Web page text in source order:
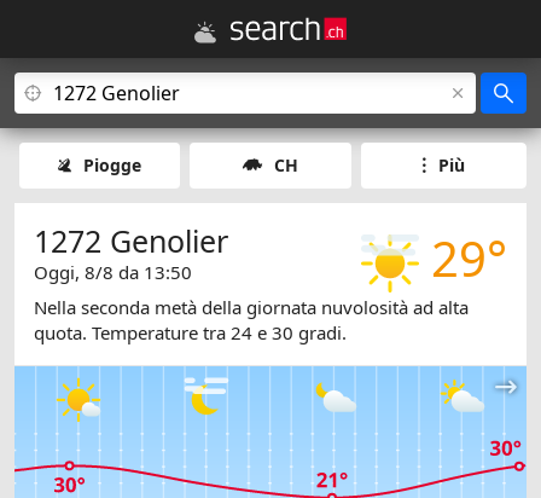
Piogge CH Più
29°
1272 Genolier
Oggi, 8/8 da 13:50
Nella seconda metà della giornata nuvolosità ad alta
quota. Temperature tra 24 e 30 gradi.